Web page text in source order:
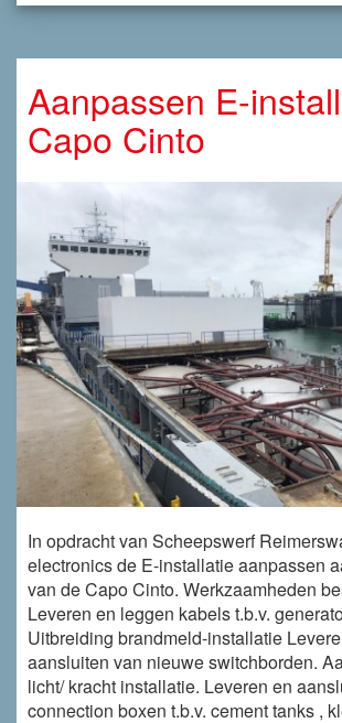
Aanpassen E-
Capo Cinto
In opdracht van Scheepswerf
electronics de E-installatie aanpassen
van de Capo Cinto. Werkzaamheden
Leveren en leggen kabels t.b.v.
Uitbreiding brandmeld-installatie
aansluiten van nieuwe switchborden.
licht/ kracht installatie. Leveren en
connection boxen t.b.v. cement tanks ,